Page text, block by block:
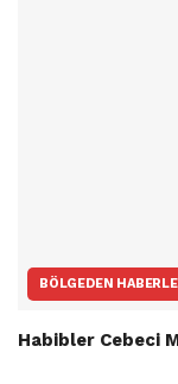
BÖLGEDEN
Habibler Cebeci